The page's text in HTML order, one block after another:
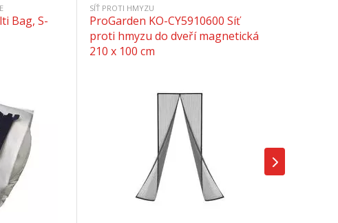
Bag, S-
SÍŤ PROTI HMYZU
ProGarden KO-CY5910600 Síť
proti hmyzu do dveří magnetická
210 x 100 cm